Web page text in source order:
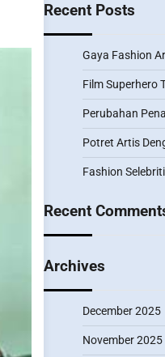
Recent Posts
Gaya Fashion
Film Superhero
Perubahan
Potret Artis
Fashion
Recent
Archives
December 2025
November 2025